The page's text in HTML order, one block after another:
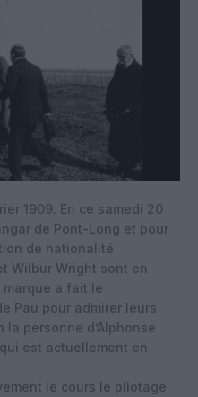
1909. En ce samedi 20
de Pont-Long et pour
de nationalité
Wilbur Wright sont en
a fait le
Pau pour admirer leurs
personne d’Alphonse
est actuellement en
le cours le pilotage